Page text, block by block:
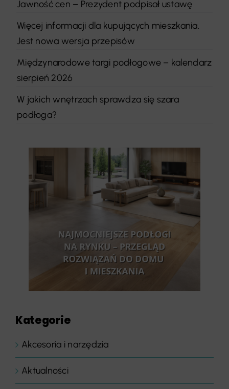
Jawność cen – Prezydent podpisał ustawę
Więcej informacji dla kupujących mieszkania.
Jest nowa wersja przepisów
Międzynarodowe targi podłogowe – kalendarz
sierpień 2026
W jakich wnętrzach sprawdza się szara
podłoga?
Kategorie
Akcesoria i narzędzia
Aktualności